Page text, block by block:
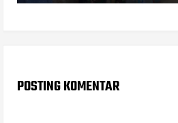
POSTING KOMENTAR